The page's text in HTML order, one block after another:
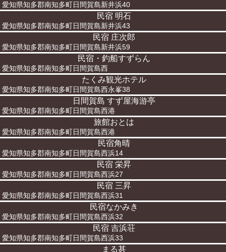
愛知県知多郡南知多町日間賀島新井浜40
民宿 明石
愛知県知多郡南知多町日間賀島新井浜43
民宿 庄次郎
愛知県知多郡南知多町日間賀島新井浜59
民宿・釣船すずらん
愛知県知多郡南知多町日間賀島西
たくみ観光ホテル
愛知県知多郡南知多町日間賀島西永峯38
日間賀島 すず屋海游亭
愛知県知多郡南知多町日間賀島西港
旅館おとは
愛知県知多郡南知多町日間賀島西港
民宿角晴
愛知県知多郡南知多町日間賀島西浜14
民宿 栄昇
愛知県知多郡南知多町日間賀島西浜27
民宿 三昇
愛知県知多郡南知多町日間賀島西浜31
民宿なかみき
愛知県知多郡南知多町日間賀島西浜32
民宿 吉浜荘
愛知県知多郡南知多町日間賀島西浜33
まる甚